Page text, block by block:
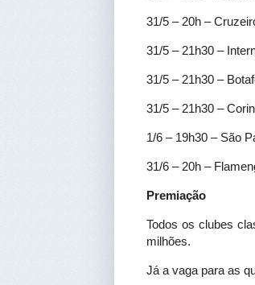
31/5 – 20h –
31/5 – 21h30 –
31/5 – 21h30 –
31/5 – 21h30 –
1/6 – 19h30 – São
31/6 – 20h –
Premiação
Todos os clubes
milhões.
Já a vaga para as